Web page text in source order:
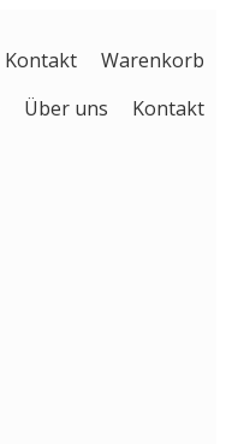
Kontakt
Warenkorb
Über uns Kontakt